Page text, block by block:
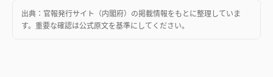
出典： 官報発行サイト（内閣府） の掲載情報をもとに整理していま
す。重要な確認は公式原文を基準にしてください。